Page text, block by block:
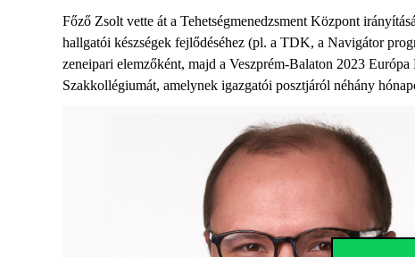
Főző Zsolt vette át a Tehetségmenedzsment Központ
hallgatói készségek fejlődéséhez (pl. a TDK, a Navigátor
zeneipari elemzőként, majd a Veszprém-Balaton 2023
Szakkollégiumát, amelynek igazgatói posztjáról néhány